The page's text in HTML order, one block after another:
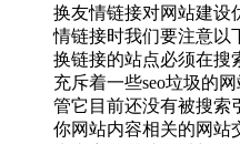
换友情链接对网站建设
情链接时我们要注意
换链接的站点必须在搜
充斥着一些seo垃圾的
管它目前还没有被搜
你网站内容相关的网站